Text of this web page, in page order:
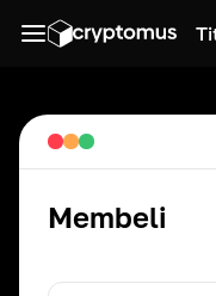
Membeli